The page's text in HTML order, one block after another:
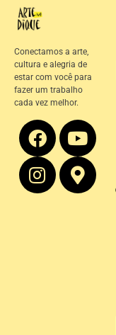
Conectamos a arte,
cultura e alegria de
estar com você para
fazer um trabalho
cada vez melhor.